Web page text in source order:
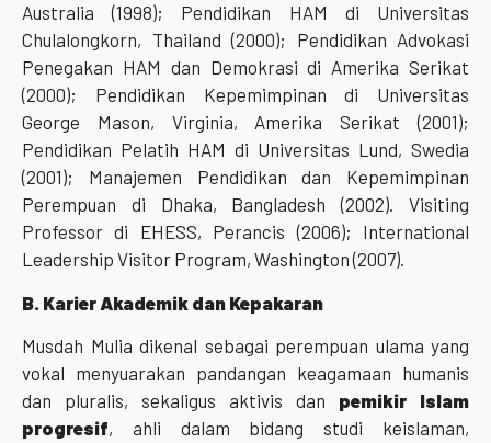
Australia (1998); Pendidikan HAM di Universitas
Chulalongkorn, Thailand (2000); Pendidikan Advokasi
Penegakan HAM dan Demokrasi di Amerika Serikat
(2000); Pendidikan Kepemimpinan di Universitas
George Mason, Virginia, Amerika Serikat (2001);
Pendidikan Pelatih HAM di Universitas Lund, Swedia
(2001); Manajemen Pendidikan dan Kepemimpinan
Perempuan di Dhaka, Bangladesh (2002). Visiting
Professor di EHESS, Perancis (2006); International
Leadership Visitor Program, Washington (2007).
B. Karier Akademik dan Kepakaran
Musdah Mulia dikenal sebagai perempuan ulama yang
vokal menyuarakan pandangan keagamaan humanis
dan pluralis, sekaligus aktivis dan pemikir Islam
progresif, ahli dalam bidang studi keislaman,